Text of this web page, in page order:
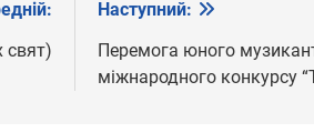
свят)
Наступний:
Перемога юного
міжнародного конкурсу